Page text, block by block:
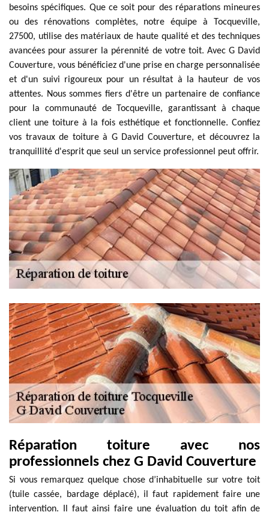
besoins spécifiques. Que ce soit pour des réparations mineures
ou des rénovations complètes, notre équipe à Tocqueville,
27500, utilise des matériaux de haute qualité et des techniques
avancées pour assurer la pérennité de votre toit. Avec G David
Couverture, vous bénéficiez d'une prise en charge personnalisée
et d'un suivi rigoureux pour un résultat à la hauteur de vos
attentes. Nous sommes fiers d'être un partenaire de confiance
pour la communauté de Tocqueville, garantissant à chaque
client une toiture à la fois esthétique et fonctionnelle. Confiez
vos travaux de toiture à G David Couverture, et découvrez la
tranquillité d'esprit que seul un service professionnel peut offrir.
Réparation toiture avec nos
professionnels chez G David Couverture
Si vous remarquez quelque chose d’inhabituelle sur votre toit
(tuile cassée, bardage déplacé), il faut rapidement faire une
intervention. Il faut ainsi faire une évaluation du toit afin de